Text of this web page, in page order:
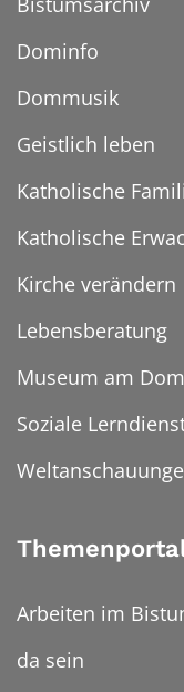
Dominfo
Dommusik
Geistlich leben
Katholische
Katholische
Kirche verändern
Lebensberatung
Museum am Dom
Soziale
Arbeiten im
da sein